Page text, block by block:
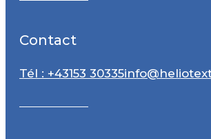
Contact
Tél : +43153 30335